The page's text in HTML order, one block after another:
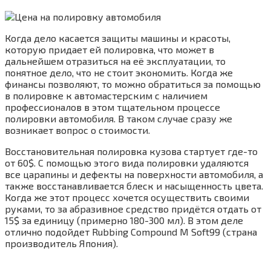
Когда дело касается защиты машины и красоты,
которую придает ей полировка, что может в
дальнейшем отразиться на её эксплуатации, то
понятное дело, что не стоит экономить. Когда же
финансы позволяют, то можно обратиться за помощью
в полировке к автомастерским с наличием
профессионалов в этом тщательном процессе
полировки автомобиля. В таком случае сразу же
возникает вопрос о стоимости.
Восстановительная полировка кузова стартует где-то
от 60$. С помощью этого вида полировки удаляются
все царапины и дефекты на поверхности автомобиля, а
также восстанавливается блеск и насыщенность цвета.
Когда же этот процесс хочется осуществить своими
руками, то за абразивное средство придётся отдать от
15$ за единицу (примерно 180-300 мл). В этом деле
отлично подойдет Rubbing Compound M Soft99 (страна
производитель Япония).